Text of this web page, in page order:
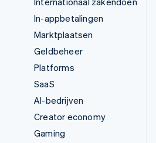
In-appbetalingen
Marktplaatsen
Geldbeheer
Platforms
SaaS
AI-bedrijven
Creator economy
Gaming